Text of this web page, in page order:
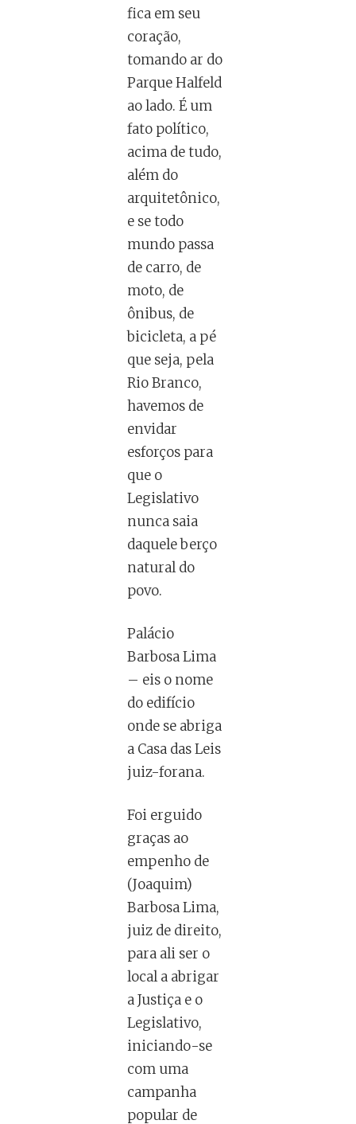
fica em seu
coração,
tomando ar do
Parque Halfeld
ao lado. É um
fato político,
acima de tudo,
além do
arquitetônico,
e se todo
mundo passa
de carro, de
moto, de
ônibus, de
bicicleta, a pé
que seja, pela
Rio Branco,
havemos de
envidar
esforços para
que o
Legislativo
nunca saia
daquele berço
natural do
povo.
Palácio
Barbosa Lima
– eis o nome
do edifício
onde se abriga
a Casa das Leis
juiz-forana.
Foi erguido
graças ao
empenho de
(Joaquim)
Barbosa Lima,
juiz de direito,
para ali ser o
local a abrigar
a Justiça e o
Legislativo,
iniciando-se
com uma
campanha
popular de